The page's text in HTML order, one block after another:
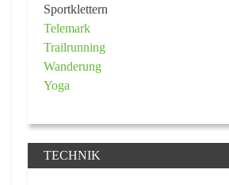
Sportklettern
Telemark
Trailrunning
Wanderung
Yoga
TECHNIK